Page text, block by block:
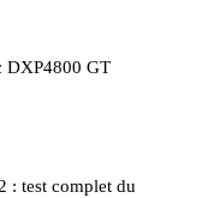
DXP4800 GT
: test complet du